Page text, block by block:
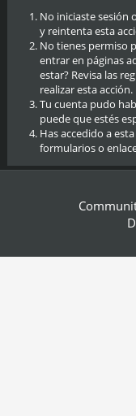
No iniciaste sesión
y reintenta esta
No tienes permiso
entrar en páginas
estar? Revisa las
realizar esta acción.
Tu cuenta pudo
puede que estés
Has accedido a
formularios o